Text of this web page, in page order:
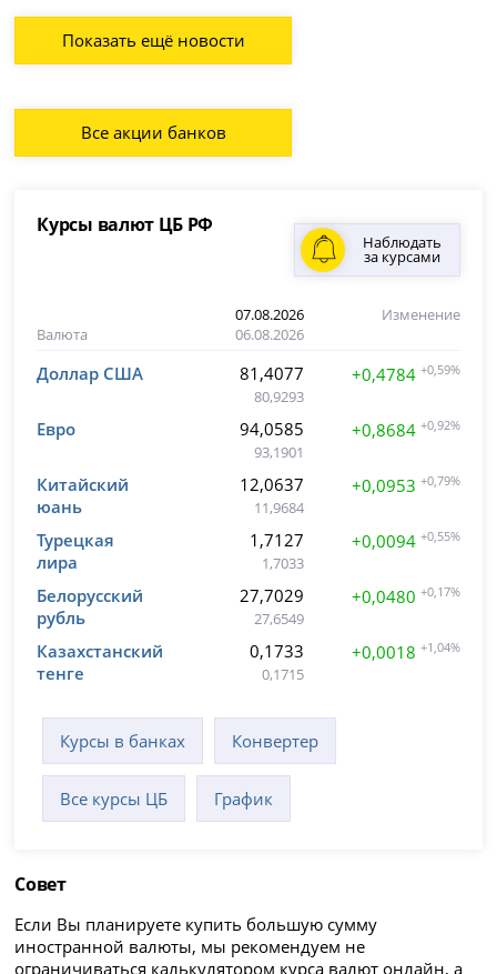
Показать ещё новости
Все акции банков
Курсы валют ЦБ РФ
Наблюдать
за курсами
Валюта
07.08.2026
06.08.2026
Изменение
Доллар США 81,4077
80,9293
+0,4784 +0,59%
Евро 94,0585
93,1901
+0,8684 +0,92%
Китайский
юань
12,0637
11,9684
+0,0953 +0,79%
Турецкая
лира
1,7127
1,7033
+0,0094 +0,55%
Белорусский
рубль
27,7029
27,6549
+0,0480 +0,17%
Казахстанский
тенге
0,1733
0,1715
+0,0018 +1,04%
Курсы в банках Конвертер
Все курсы ЦБ График
Совет
Если Вы планируете купить большую сумму
иностранной валюты, мы рекомендуем не
ограничиваться калькулятором курса валют онлайн, а